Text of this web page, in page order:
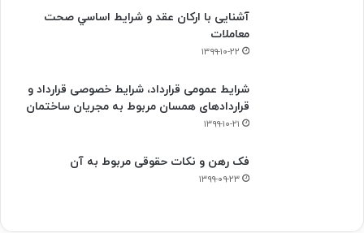
آشنایی با ارکان عقد و شرايط اساسي صحت
معاملات
۱۳۹۹-۱۰-۲۲
شرایط عمومی قرارداد، شرایط خصوصی قرارداد و
قراردادهای همسان مربوط به مجریان ساختمان
۱۳۹۹-۱۰-۲۱
فک‌ رهن و نکات حقوقی مربوط به آن
۱۳۹۹-۰۹-۲۳